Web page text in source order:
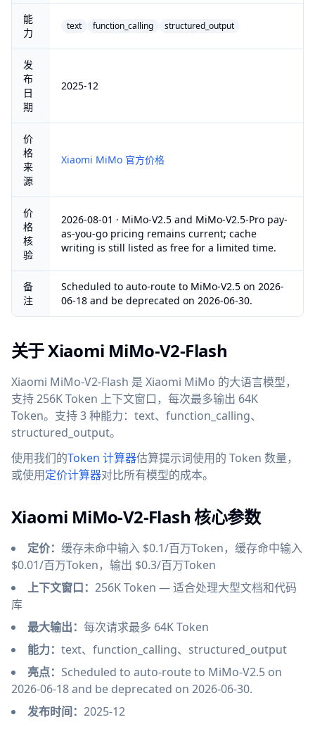
能
力
text function_calling structured_output
发
布
日
期
2025-12
价
格
来
源
Xiaomi MiMo 官方价格
价
格
核
验
2026-08-01 · MiMo-V2.5 and MiMo-V2.5-Pro pay-
as-you-go pricing remains current; cache
writing is still listed as free for a limited time.
备
注
Scheduled to auto-route to MiMo-V2.5 on 2026-
06-18 and be deprecated on 2026-06-30.
关于 Xiaomi MiMo-V2-Flash
Xiaomi MiMo-V2-Flash 是 Xiaomi MiMo 的大语言模型，
支持 256K Token 上下文窗口，每次最多输出 64K
Token。支持 3 种能力：text、function_calling、
structured_output。
使用我们的Token 计算器估算提示词使用的 Token 数量，
或使用定价计算器对比所有模型的成本。
Xiaomi MiMo-V2-Flash 核心参数
定价： 缓存未命中输入 $0.1/百万Token，缓存命中输入
$0.01/百万Token，输出 $0.3/百万Token
上下文窗口： 256K Token — 适合处理大型文档和代码
库
最大输出： 每次请求最多 64K Token
能力： text、function_calling、structured_output
亮点： Scheduled to auto-route to MiMo-V2.5 on
2026-06-18 and be deprecated on 2026-06-30.
发布时间： 2025-12